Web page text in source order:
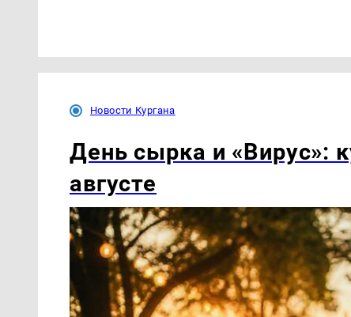
Новости Кургана
День сырка и «Вирус»:
августе